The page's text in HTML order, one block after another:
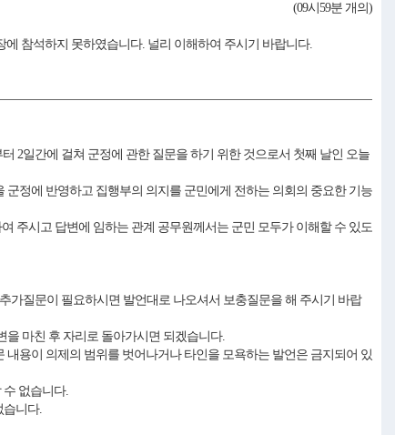
(09시59분 개의)
참석하지 못하였습니다. 널리 이해하여 주시기 바랍니다.
2일간에 걸쳐 군정에 관한 질문을 하기 위한 것으로서 첫째 날인 오늘
정에 반영하고 집행부의 의지를 군민에게 전하는 의회의 중요한 기능
주시고 답변에 임하는 관계 공무원께서는 군민 모두가 이해할 수 있도
가질문이 필요하시면 발언대로 나오셔서 보충질문을 해 주시기 바랍
을 마친 후 자리로 돌아가시면 되겠습니다.
용이 의제의 범위를 벗어나거나 타인을 모욕하는 발언은 금지되어 있
수 없습니다.
습니다.